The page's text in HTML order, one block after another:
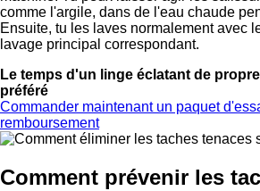
comme l'argile, dans de l'eau chaude
Ensuite, tu les laves normalement avec
lavage principal correspondant.
Le temps d'un linge éclatant de
préféré
Commander maintenant un paquet
remboursement
Comment prévenir les